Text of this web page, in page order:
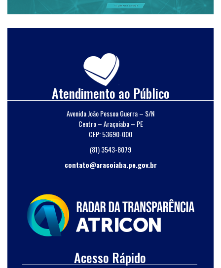
Atendimento ao Público
Avenida João Pessoa Guerra – S/N
Centro – Araçoiaba – PE
CEP: 53690-000
(81) 3543-8079
contato@aracoiaba.pe.gov.br
Acesso Rápido